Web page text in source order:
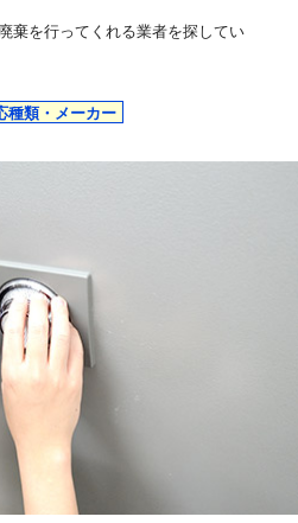
棄を行ってくれる業者を探してい
種類・メーカー